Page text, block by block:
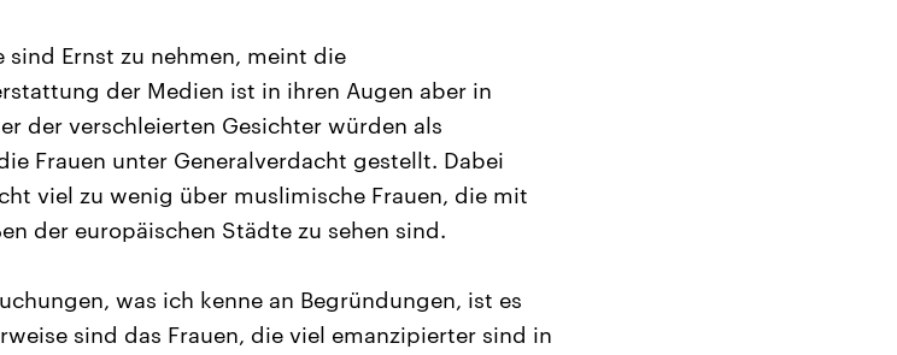
sind Ernst zu nehmen, meint die
der Medien ist in ihren Augen aber in
der verschleierten Gesichter würden als
Frauen unter Generalverdacht gestellt. Dabei
viel zu wenig über muslimische Frauen, die mit
der europäischen Städte zu sehen sind.
was ich kenne an Begründungen, ist es
sind das Frauen, die viel emanzipierter sind in